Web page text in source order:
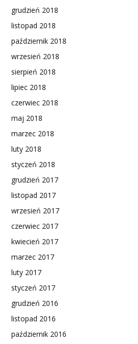
grudzień 2018
listopad 2018
październik 2018
wrzesień 2018
sierpień 2018
lipiec 2018
czerwiec 2018
maj 2018
marzec 2018
luty 2018
styczeń 2018
grudzień 2017
listopad 2017
wrzesień 2017
czerwiec 2017
kwiecień 2017
marzec 2017
luty 2017
styczeń 2017
grudzień 2016
listopad 2016
październik 2016